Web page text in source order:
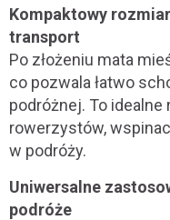
Kompaktowy
transport
Po złożeniu mata
co pozwala łatwo
podróżnej. To
rowerzystów,
w podróży.
Uniwersalne
podróże